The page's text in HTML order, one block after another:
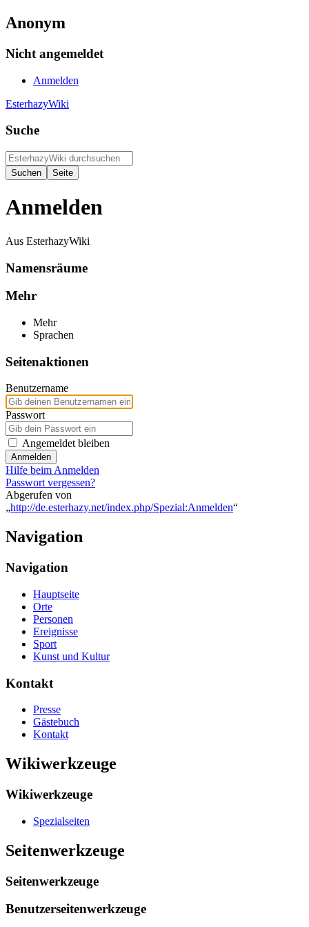
Anonym
Nicht angemeldet
Anmelden
EsterhazyWiki
Suche
Anmelden
Aus EsterhazyWiki
Namensräume
Mehr
Mehr
Sprachen
Seitenaktionen
Benutzername
Passwort
Angemeldet bleiben
Anmelden
Hilfe beim Anmelden
Passwort vergessen?
Abgerufen von
„http://de.esterhazy.net/index.php/Spezial:Anmelden“
Navigation
Navigation
Hauptseite
Orte
Personen
Ereignisse
Sport
Kunst und Kultur
Kontakt
Presse
Gästebuch
Kontakt
Wikiwerkzeuge
Wikiwerkzeuge
Spezialseiten
Seitenwerkzeuge
Seitenwerkzeuge
Benutzerseitenwerkzeuge